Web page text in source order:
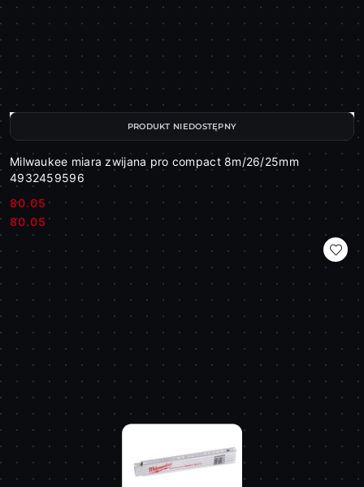
Milwaukee miara zwijana pro compact 8m/26/25mm
4932459596
Cena:
80.05
Cena:
80.05
PRODUKT NIEDOSTĘPNY